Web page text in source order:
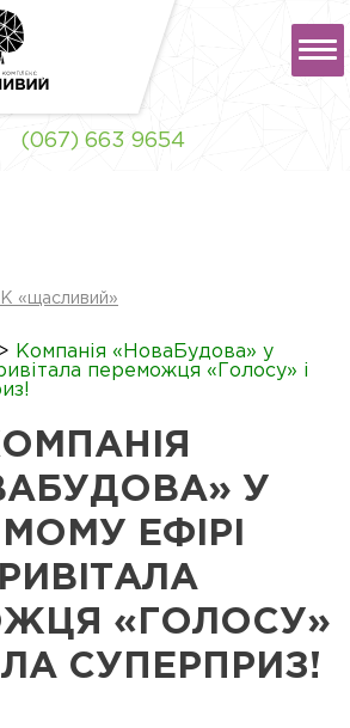
ЖК "ЩАСЛИВИЙ"
СОФІЇВСЬКА
БОРЩАГІВКА
ЖК "ЩАСЛИВИЙ"
ПЕТРОПАВЛІВСЬКА
БОРЩАГІВКА
НЕРУХОМІСТЬ
(067) 663 9654
«щасливий»
> Компанія «НоваБудова» у
переможця «Голосу» і
У
ЕФІРІ
«ГОЛОСУ»
СУПЕРПРИЗ!